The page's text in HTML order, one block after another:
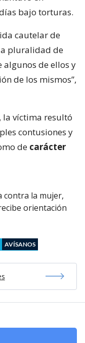
bajo torturas.
cautelar de
pluralidad de
algunos de ellos y
de los mismos”,
la víctima resultó
contusiones y
de carácter
contra la mujer,
orientación
AVÍSANOS